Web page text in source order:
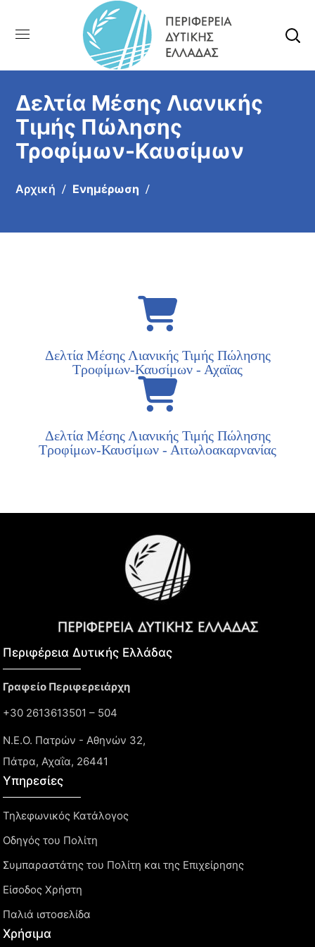
Δελτία Μέσης Λιανικής
Τιμής Πώλησης
Τροφίμων-Καυσίμων
Αρχική Ενημέρωση
Δελτία Μέσης Λιανικής Τιμής Πώλησης
Τροφίμων-Καυσίμων - Αχαϊας
Δελτία Μέσης Λιανικής Τιμής Πώλησης
Τροφίμων-Καυσίμων - Αιτωλοακαρνανίας
Περιφέρεια Δυτικής Ελλάδας​
Γραφείο Περιφερειάρχη
+30 2613613501 – 504
Ν.Ε.Ο. Πατρών - Αθηνών 32,
Πάτρα, Αχαΐα, 26441
Υπηρεσίες
Τηλεφωνικός Κατάλογος
Οδηγός του Πολίτη
Συμπαραστάτης του Πολίτη και της Επιχείρησης
Είσοδος Χρήστη
Παλιά ιστοσελίδα
Χρήσιμα